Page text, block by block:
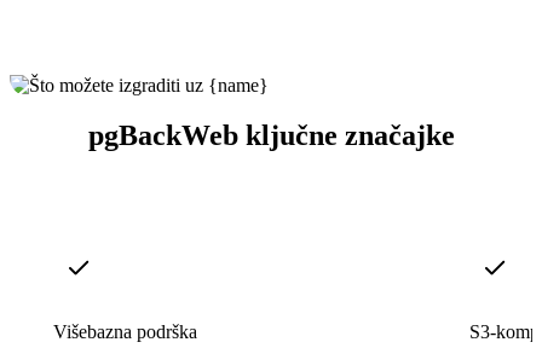
pgBackWeb ključne značajke
Višebazna podrška S3-